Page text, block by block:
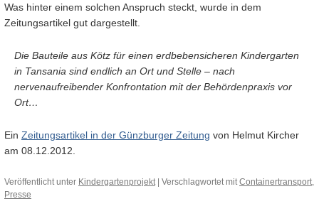
Was hinter einem solchen Anspruch steckt, wurde in dem
Zeitungsartikel gut dargestellt.
Die Bauteile aus Kötz für einen erdbebensicheren Kindergarten
in Tansania sind endlich an Ort und Stelle – nach
nervenaufreibender Konfrontation mit der Behördenpraxis vor
Ort…
Ein Zeitungsartikel in der Günzburger Zeitung von Helmut Kircher
am 08.12.2012.
Veröffentlicht unter Kindergartenprojekt | Verschlagwortet mit Containertransport,
Presse